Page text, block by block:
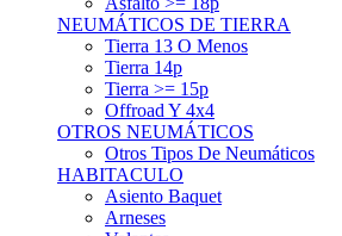
Tierra 13 O Menos
Tierra 14p
Tierra >= 15p
Offroad Y 4x4
OTROS NEUMÁTICOS
Otros Tipos De Neumáticos
HABITACULO
Asiento Baquet
Arneses
Volantes
Pedales